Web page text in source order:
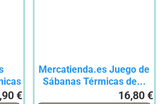
€
Mercatienda.es Juego de
Sábanas Térmicas de...
16,80 €